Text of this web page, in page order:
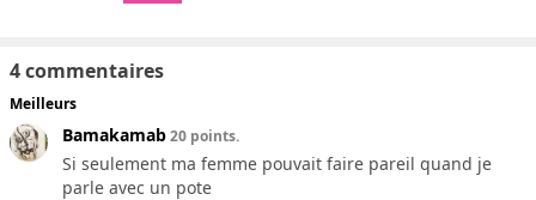
4 commentaires
Meilleurs
Bamakamab20 points.
Si seulement ma femme pouvait faire pareil quand je
parle avec un pote